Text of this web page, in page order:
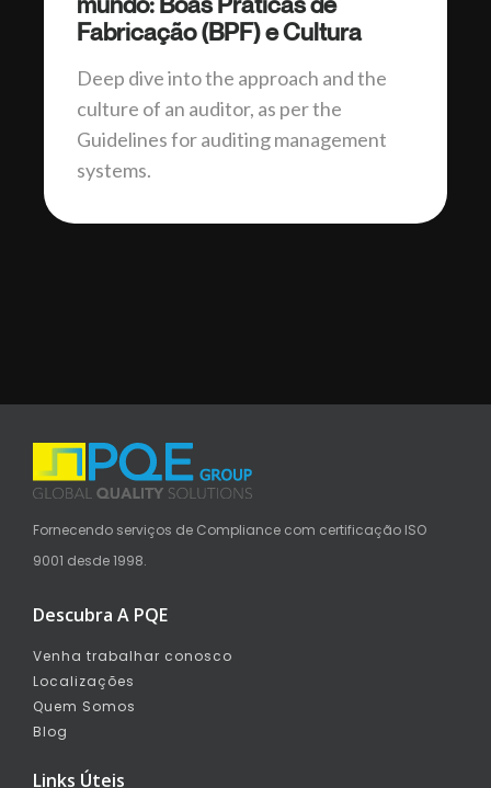
Fabricação (BPF) e Cultura
Deep dive into the approach and the
culture of an auditor, as per the
Guidelines for auditing management
systems.
Fornecendo serviços de Compliance com certificação ISO
9001 desde 1998.
Descubra A PQE
Venha trabalhar conosco
Localizações
Quem Somos
Blog
Links Úteis